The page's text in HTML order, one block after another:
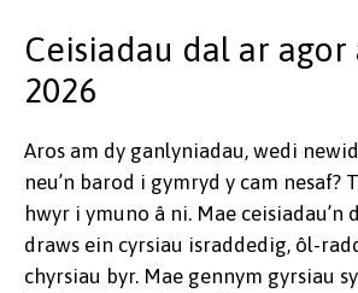
Ceisiadau dal ar agor
2026
Aros am dy ganlyniadau, wedi
neu’n barod i gymryd y cam nesaf?
hwyr i ymuno â ni. Mae ceisiadau’n
draws ein cyrsiau israddedig, ôl-
chyrsiau byr. Mae gennym gyrsiau